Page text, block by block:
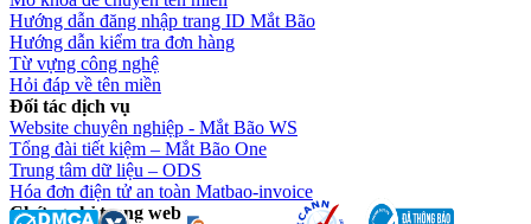
Hướng dẫn đăng nhập trang ID Mắt Bão
Hướng dẫn kiểm tra đơn hàng
Từ vựng công nghệ
Hỏi đáp về tên miền
Đối tác dịch vụ
Website chuyên nghiệp - Mắt Bão WS
Tổng đài tiết kiệm – Mắt Bão One
Trung tâm dữ liệu – ODS
Hóa đơn điện tử an toàn Matbao-invoice
Chứng chỉ trang web